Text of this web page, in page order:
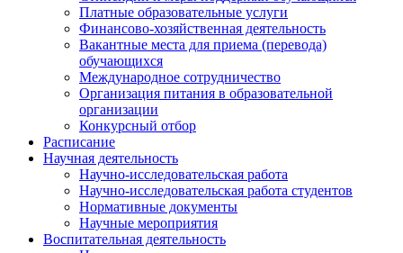
Платные образовательные услуги
Финансово-хозяйственная деятельность
Вакантные места для приема (перевода)
обучающихся
Международное сотрудничество
Организация питания в образовательной
организации
Конкурсный отбор
Расписание
Научная деятельность
Научно-исследовательская работа
Научно-исследовательская работа студентов
Нормативные документы
Научные мероприятия
Воспитательная деятельность